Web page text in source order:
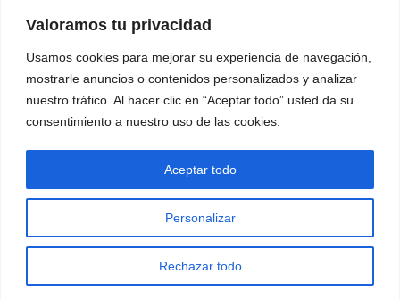
Valoramos tu privacidad
Usamos cookies para mejorar su experiencia de navegación,
mostrarle anuncios o contenidos personalizados y analizar
nuestro tráfico. Al hacer clic en “Aceptar todo” usted da su
consentimiento a nuestro uso de las cookies.
Personalizar
Rechazar todo
Aceptar todo
Contacto
Copyright © 2026, PLANETIC
Español